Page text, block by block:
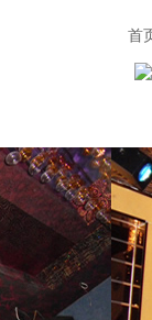
首